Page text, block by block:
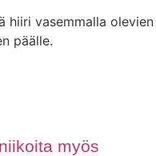
hiiri vasemmalla olevien
päälle.
myös